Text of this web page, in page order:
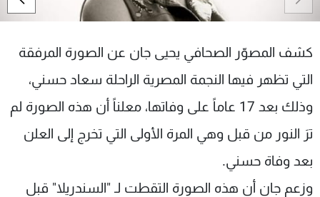
كشف المصوّر الصحافي يحيى جان عن الصورة المرفقة
التي تظهر فيها النجمة المصرية الراحلة سعاد حسني،
وذلك بعد 17 عاماً على وفاتها، معلناً أن هذه الصورة لم
ترَ النور من قبل وهي المرة الأولى التي تخرج إلى العلن
بعد وفاة حسني.
وزعم جان أن هذه الصورة التقطت لـ "السندريلا" قبل
جدول البرامج
شاهد البرامج
الترددات
عن MTV
لاعلاناتكم
وظائف
سياسة الخصوصية